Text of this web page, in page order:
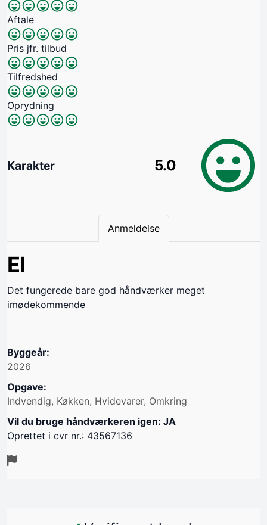
Aftale
Pris jfr. tilbud
Tilfredshed
Oprydning
Karakter 5.0
Anmeldelse
El
Det fungerede bare god håndværker meget
imødekommende
Byggeår:
2026
Opgave:
Indvendig, Køkken, Hvidevarer, Omkring
Vil du bruge håndværkeren igen: JA
Oprettet i cvr nr.: 43567136